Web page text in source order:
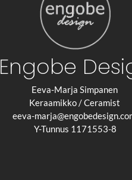
Engobe
Eeva-Marja Simpanen
Keraamikko / Ceramist
eeva-
Y-Tunnus 1171553-8